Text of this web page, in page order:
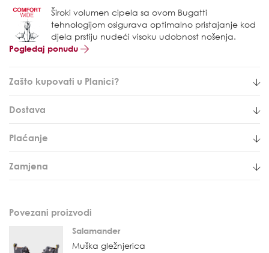
Široki volumen cipela sa ovom Bugatti
tehnologijom osigurava optimalno pristajanje kod
djela prstiju nudeći visoku udobnost nošenja.
Pogledaj ponudu
Zašto kupovati u Planici?
Dostava
Plaćanje
Zamjena
Povezani proizvodi
Salamander
Muška gležnjerica